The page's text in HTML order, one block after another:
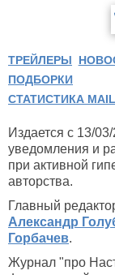
ТРЕЙЛЕРЫ
ПОДБОРКИ
СТАТИСТИКА
Издается с 13/
уведомления и
при активной
авторства.
Главный
Александр
Горбачев.
Журнал "про